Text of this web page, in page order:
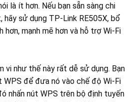
là ít hơn. Nếu bạn sẵn sàng chi
hãy sử dụng TP-Link RE505X, bổ
mạnh mẽ hơn và hỗ trợ Wi-Fi
vi như thế này rất dễ sử dụng. Bạn
WPS để đưa nó vào chế độ Wi-Fi
nhấn nút WPS trên bộ định tuyến